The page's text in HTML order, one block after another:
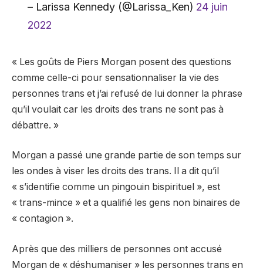
– Larissa Kennedy (@Larissa_Ken) 24 juin
2022
« Les goûts de Piers Morgan posent des questions
comme celle-ci pour sensationnaliser la vie des
personnes trans et j’ai refusé de lui donner la phrase
qu’il voulait car les droits des trans ne sont pas à
débattre. »
Morgan a passé une grande partie de son temps sur
les ondes à viser les droits des trans. Il a dit qu’il
« s’identifie comme un pingouin bispirituel », est
« trans-mince » et a qualifié les gens non binaires de
« contagion ».
Après que des milliers de personnes ont accusé
Morgan de « déshumaniser » les personnes trans en